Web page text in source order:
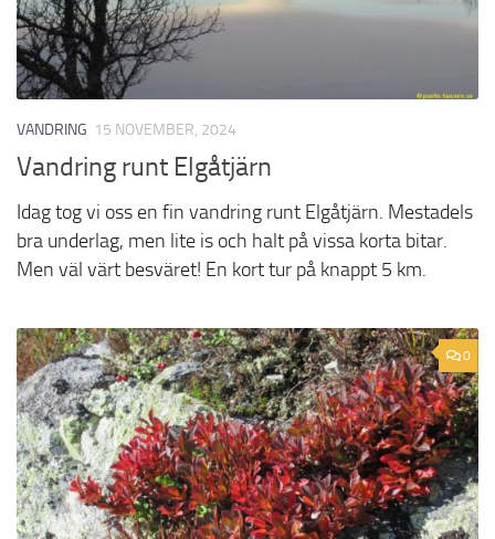
VANDRING 15 NOVEMBER, 2024
Vandring runt Elgåtjärn
Idag tog vi oss en fin vandring runt Elgåtjärn. Mestadels
bra underlag, men lite is och halt på vissa korta bitar.
Men väl värt besväret! En kort tur på knappt 5 km.
0